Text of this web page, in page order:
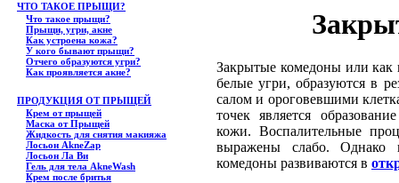
ЧТО ТАКОЕ ПРЫЩИ?
Что такое прыщи?
Прыщи, угри, акне
Как устроена кожа?
У кого бывают прыщи?
Отчего образуются угри?
Как проявляется акне?
ПРОДУКЦИЯ ОТ ПРЫЩЕЙ
Крем от прыщей
Маска от Прыщей
Жидкость для снятия макияжа
Лосьон AkneZap
Лосьон Ла Ви
Гель для тела АkneWash
Крем после бритья
Закрытые комедоны или
белые угри, образуются в
салом и ороговевшими
точек является
кожи. Воспалительные
выражены слабо.
комедоны развиваются в